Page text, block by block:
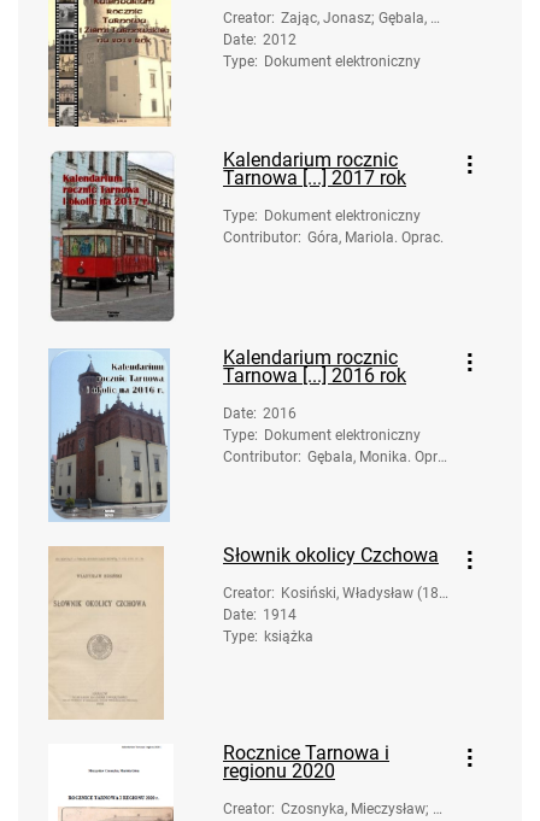
Creator: Zając, Jonasz; Gębala, M
onika; Góra, Mariola
Date: 2012
Type: Dokument elektroniczny
Kalendarium rocznic
Tarnowa [...] 2017 rok
Type: Dokument elektroniczny
Contributor: Góra, Mariola. Oprac.
Kalendarium rocznic
Tarnowa [...] 2016 rok
Date: 2016
Type: Dokument elektroniczny
Contributor: Gębala, Monika. Opra
Słownik okolicy Czchowa
Creator: Kosiński, Władysław (184
4-1914)
Date: 1914
Type: książka
Rocznice Tarnowa i
regionu 2020
Creator: Czosnyka, Mieczysław; G